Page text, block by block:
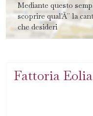
Mediante questo
scoprire qual'Ã¨ la
che desideri
Fattoria Eolia